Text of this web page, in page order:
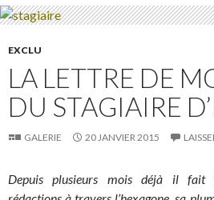
EXCLU
LA LETTRE DE
DU STAGIAIRE
GALERIE 20 JANVIER 2015
Depuis plusieurs mois déjà il fait